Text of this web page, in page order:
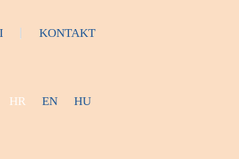
KONTAKT
HR EN HU